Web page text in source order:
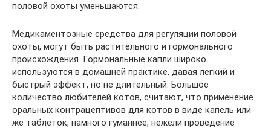
половой охоты уменьшаются.
Медикаментозные средства для регуляции половой
охоты, могут быть растительного и гормонального
происхождения. Гормональные капли широко
используются в домашней практике, давая легкий и
быстрый эффект, но не длительный. Большое
количество любителей котов, считают, что применение
оральных контрацептивов для котов в виде капель или
же таблеток, намного гуманнее, нежели проведение